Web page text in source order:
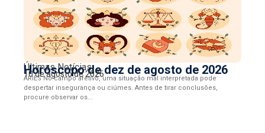
Últimas Notícias
Horóscopo de dez de agosto de 2026
10 de agosto de 2026
ÁRIES No campo afetivo, uma situação mal interpretada pode
despertar insegurança ou ciúmes. Antes de tirar conclusões,
procure observar os...